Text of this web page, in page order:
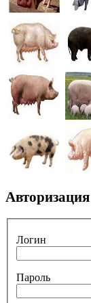
Авторизация
Логин
Пароль